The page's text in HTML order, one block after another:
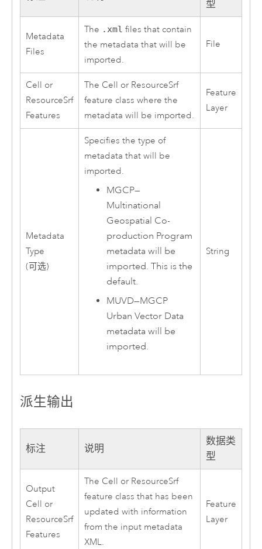
型
Metadata
Files
The .xml files that contain
the metadata that will be
imported.
File
Cell or
ResourceSrf
Features
The Cell or ResourceSrf
feature class where the
metadata will be imported.
Feature
Layer
Metadata
Type
(可选)
Specifies the type of
metadata that will be
imported.
MGCP—
Multinational
Geospatial Co-
production Program
metadata will be
imported. This is the
default.
MUVD—MGCP
Urban Vector Data
metadata will be
imported.
String
派生输出
标注 说明
数据类
型
Output
Cell or
ResourceSrf
Features
The Cell or ResourceSrf
feature class that has been
updated with information
from the input metadata
XML.
Feature
Layer